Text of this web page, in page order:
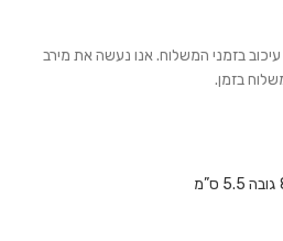
עיכוב בזמני המשלוח. אנו נעשה את מירב
בזמן.